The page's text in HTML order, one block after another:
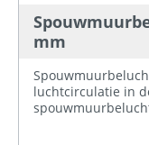
mm
luchtcirculatie in